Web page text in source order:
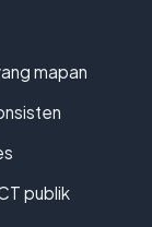
mapan
publik